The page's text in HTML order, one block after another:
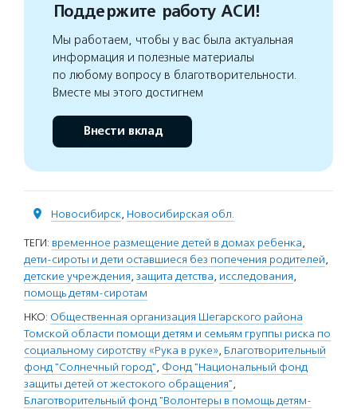
Поддержите работу АСИ!
Мы работаем, чтобы у вас была актуальная
информация и полезные материалы
по любому вопросу в благотворительности.
Вместе мы этого достигнем
Внести вклад
Новосибирск, Новосибирская обл.
ТЕГИ: временное размещение детей в домах ребенка,
дети-сироты и дети оставшиеся без попечения родителей,
детские учреждения, защита детства, исследования,
помощь детям-сиротам
НКО: Общественная организация Шегарского района
Томской области помощи детям и семьям группы риска по
социальному сиротству «Рука в руке», Благотворительный
фонд "Солнечный город", Фонд "Национальный фонд
защиты детей от жестокого обращения",
Благотворительный фонд "Волонтеры в помощь детям-